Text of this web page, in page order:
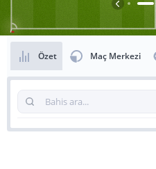
Özet Maç Merkezi